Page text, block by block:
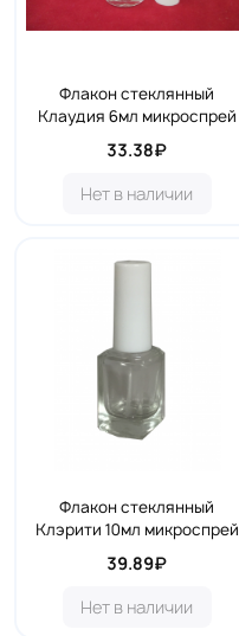
Флакон стеклянный
Клаудия 6мл микроспрей
33.38₽
Нет в наличии
Флакон стеклянный
Клэрити 10мл микроспрей
39.89₽
Нет в наличии